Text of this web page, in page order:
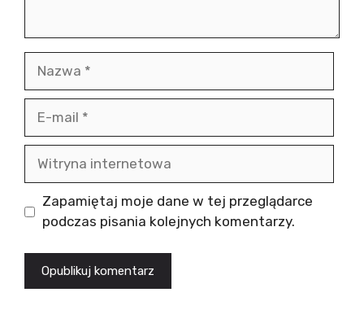
internetowa
Zapamiętaj moje dane w tej przeglądarce
podczas pisania kolejnych komentarzy.